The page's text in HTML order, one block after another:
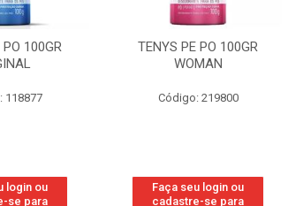
100GR
118877
login ou
se para
TENYS PE PO 100GR
WOMAN
Código: 219800
Faça seu login ou
cadastre-se para